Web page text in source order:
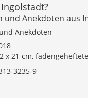
und Anekdoten aus
Anekdoten
x 21 cm,
3235-9